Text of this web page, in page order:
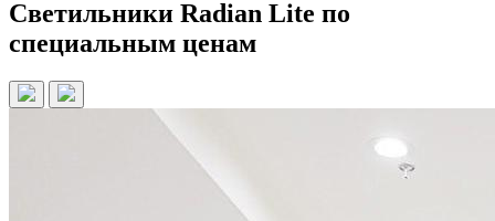
Светильники Radian Lite по
специальным ценам